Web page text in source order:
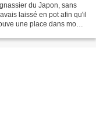
du Japon, sans
laissé en pot afin qu'il
une place dans mon